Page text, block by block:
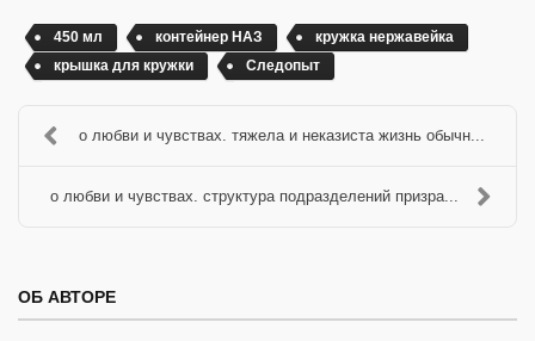
450 мл контейнер НАЗ
кружка нержавейка
крышка для кружки
Следопыт
о любви и чувствах. тяжела и неказиста жизнь обычн...
о любви и чувствах. структура подразделений призра...
ОБ АВТОРЕ